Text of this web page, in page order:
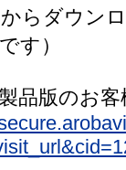
らダウン
す）
製品版のお